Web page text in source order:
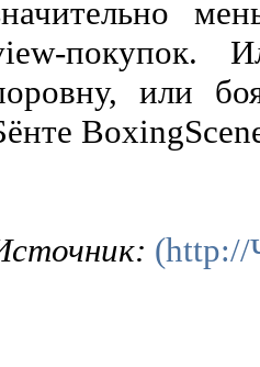
покупок.
или
(http://